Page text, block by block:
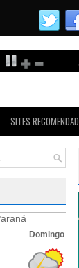
SITES